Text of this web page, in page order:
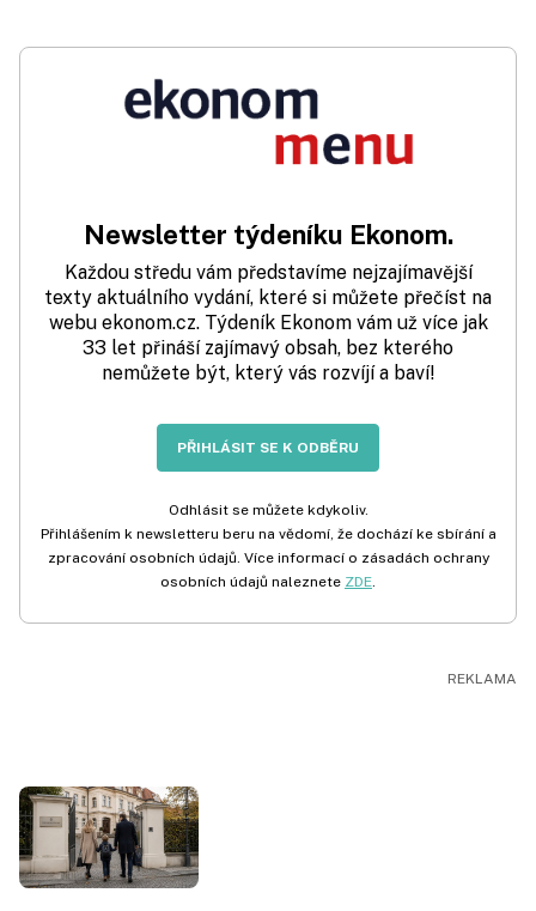
Newsletter týdeníku Ekonom.
Každou středu vám představíme nejzajímavější
texty aktuálního vydání, které si můžete přečíst na
webu ekonom.cz. Týdeník Ekonom vám už více jak
33 let přináší zajímavý obsah, bez kterého
nemůžete být, který vás rozvíjí a baví!
PŘIHLÁSIT SE K ODBĚRU
Odhlásit se můžete kdykoliv.
Přihlášením k newsletteru beru na vědomí, že dochází ke sbírání a
zpracování osobních údajů. Více informací o zásadách ochrany
osobních údajů naleznete ZDE.